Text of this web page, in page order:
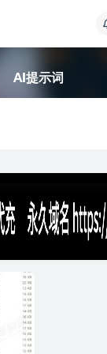
AI提示词